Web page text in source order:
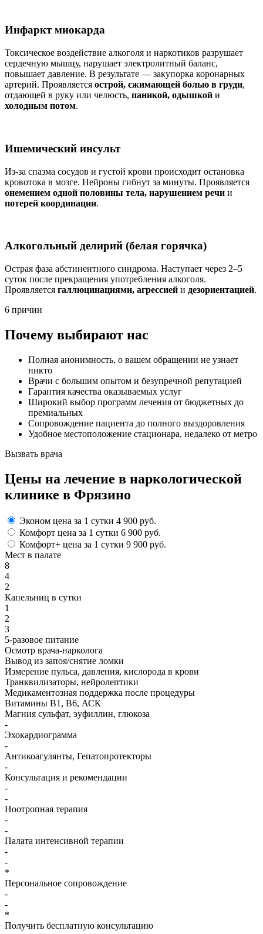
Инфаркт миокарда
Токсическое воздействие алкоголя и наркотиков разрушает
сердечную мышцу, нарушает электролитный баланс,
повышает давление. В результате — закупорка коронарных
артерий. Проявляется острой, сжимающей болью в груди,
отдающей в руку или челюсть, паникой, одышкой и
холодным потом.
Ишемический инсульт
Из-за спазма сосудов и густой крови происходит остановка
кровотока в мозге. Нейроны гибнут за минуты. Проявляется
онемением одной половины тела, нарушением речи и
потерей координации.
Алкогольный делирий (белая горячка)
Острая фаза абстинентного синдрома. Наступает через 2–5
суток после прекращения употребления алкоголя.
Проявляется галлюцинациями, агрессией и дезориентацией.
6 причин
Почему выбирают нас
Полная анонимность, о вашем обращении не узнает
никто
Врачи с большим опытом и безупречной репутацией
Гарантия качества оказываемых услуг
Широкий выбор программ лечения от бюджетных до
премиальных
Сопровождение пациента до полного выздоровления
Удобное местоположение стационара, недалеко от метро
Вызвать врача
Цены на лечение в наркологической
клинике в Фрязино
Эконом цена за 1 сутки 4 900 руб.
Комфорт цена за 1 сутки 6 900 руб.
Комфорт+ цена за 1 сутки 9 900 руб.
Мест в палате
8
4
2
Капельниц в сутки
1
2
3
5-разовое питание
Осмотр врача-нарколога
Вывод из запоя/снятие ломки
Измерение пульса, давления, кислорода в крови
Транквилизаторы, нейролептики
Медикаментозная поддержка после процедуры
Витамины B1, B6, АСК
Магния сульфат, эуфиллин, глюкоза
-
Эхокардиограмма
-
Антикоагулянты, Гепатопротекторы
-
Консультация и рекомендации
-
-
Ноотропная терапия
-
-
Палата интенсивной терапии
-
-
*
Персональное сопровождение
-
-
*
Получить бесплатную консультацию